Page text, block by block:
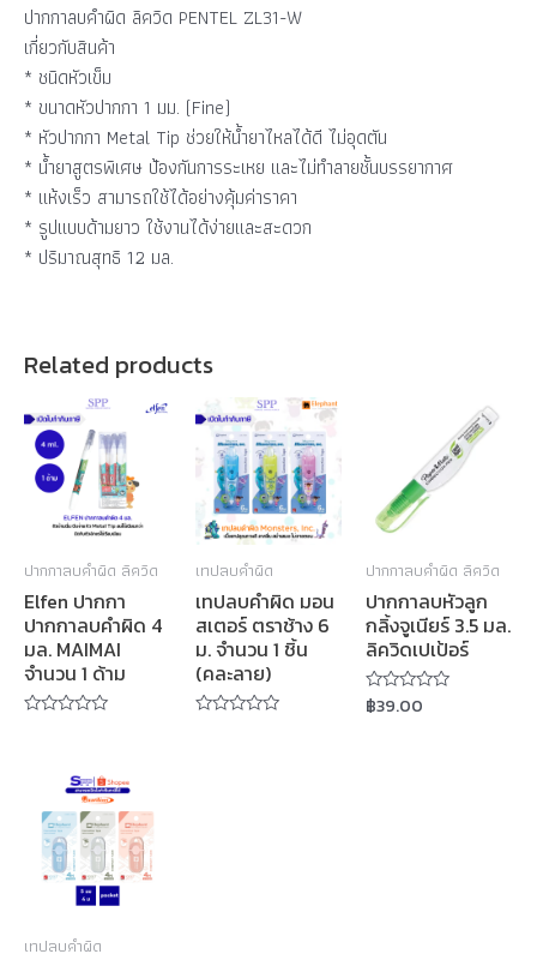
ปากกาลบคำผิด ลิควิด PENTEL ZL31-W
เกี่ยวกับสินค้า
* ชนิดหัวเข็ม
* ขนาดหัวปากกา 1 มม. (Fine)
* หัวปากกา Metal Tip ช่วยให้นํ้ายาไหลได้ดี ไม่อุดตัน
* น้ำยาสูตรพิเศษ ป้องกันการระเหย และไม่ทำลายชั้นบรรยากาศ
* แห้งเร็ว สามารถใช้ได้อย่างคุ้มค่าราคา
* รูปแบบด้ามยาว ใช้งานได้ง่ายและสะดวก
* ปริมาณสุทธิ 12 มล.
Related products
ปากกาลบคำผิด ลิควิด
Elfen ปากกา
ปากกาลบคำผิด 4
มล. MAIMAI
จำนวน 1 ด้าม
เทปลบคำผิด
เทปลบคำผิด มอน
สเตอร์ ตราช้าง 6
ม. จำนวน 1 ชิ้น
(คละลาย)
ปากกาลบคำผิด ลิควิด
ปากกาลบหัวลูก
กลิ้งจูเนียร์ 3.5 มล.
ลิควิดเปเป้อร์
Rated
0
฿39.00
เทปลบคำผิด